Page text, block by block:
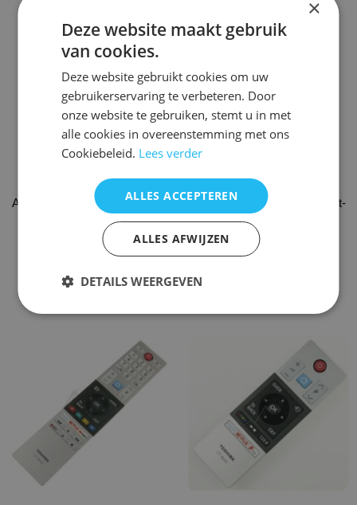
Afstandsbediening Toshiba ct-
19,95
Opties selecteren
Dit
product
heeft
meerdere
variaties.
Deze
optie
gekozen
worden
productpagina
Afstandsbediening Toshiba ct-
€14,95
Dit
variaties.
worden
Prijsklasse:
€ 14,95
tot
€ 27,95
product
heeft
meerdere
variaties.
Deze
product
heeft
meerdere
variaties.
Deze
optie
×
Deze website maakt gebruik
van cookies.
Deze website gebruikt cookies om uw
gebruikerservaring te verbeteren. Door
onze website te gebruiken, stemt u in met
alle cookies in overeenstemming met ons
Cookiebeleid. Lees verder
ALLES ACCEPTEREN
ALLES AFWIJZEN
DETAILS WEERGEVEN